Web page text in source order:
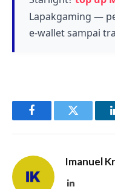
mendapatkannya.
Lapakgaming —
e-wallet sampai
FacebookTwitter
Imanuel
LinkedIn